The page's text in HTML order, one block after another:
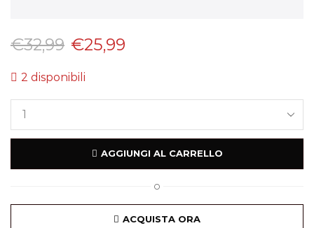
€32,99 €25,99
2 disponibili
AGGIUNGI AL CARRELLO
O
ACQUISTA ORA